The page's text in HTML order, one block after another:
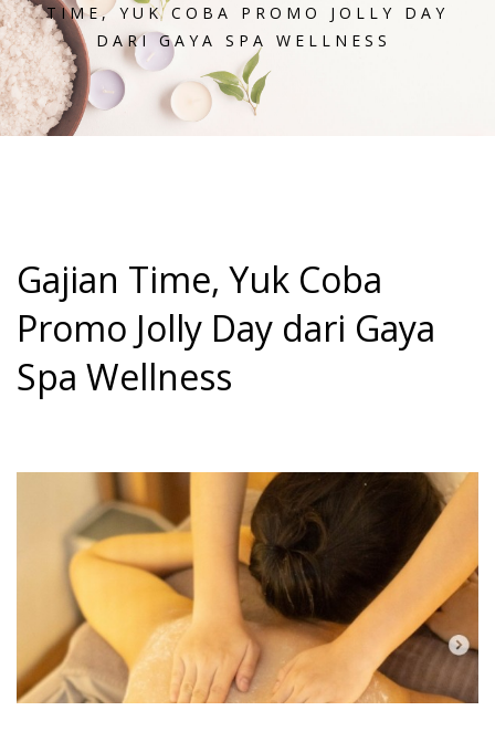
TIME, YUK COBA PROMO JOLLY DAY
DARI GAYA SPA WELLNESS
Gajian Time, Yuk Coba
Promo Jolly Day dari Gaya
Spa Wellness